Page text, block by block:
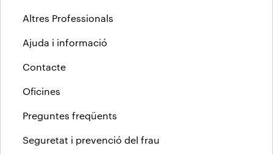
Altres Professionals
Ajuda i informació
Contacte
Oficines
Preguntes freqüents
Seguretat i prevenció del frau